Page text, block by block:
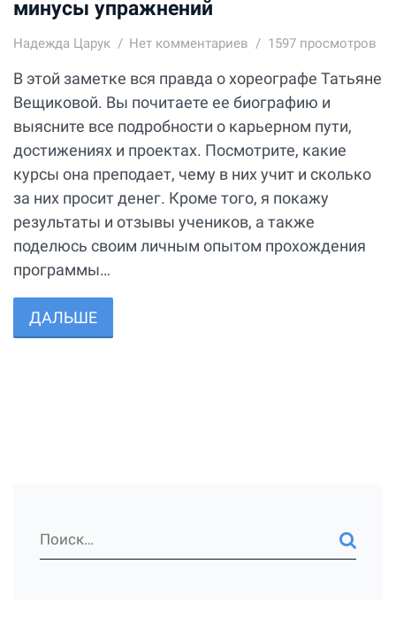
минусы упражнений
Надежда Царук Нет комментариев 1597 просмотров
В этой заметке вся правда о хореографе Татьяне
Вещиковой. Вы почитаете ее биографию и
выясните все подробности о карьерном пути,
достижениях и проектах. Посмотрите, какие
курсы она преподает, чему в них учит и сколько
за них просит денег. Кроме того, я покажу
результаты и отзывы учеников, а также
поделюсь своим личным опытом прохождения
программы…
ДАЛЬШЕ